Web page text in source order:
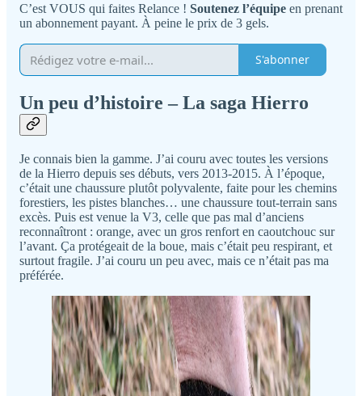
C’est VOUS qui faites Relance ! Soutenez l’équipe en prenant
un abonnement payant. À peine le prix de 3 gels.
S'abonner
Un peu d’histoire – La saga Hierro
Je connais bien la gamme. J’ai couru avec toutes les versions
de la Hierro depuis ses débuts, vers 2013-2015. À l’époque,
c’était une chaussure plutôt polyvalente, faite pour les chemins
forestiers, les pistes blanches… une chaussure tout-terrain sans
excès. Puis est venue la V3, celle que pas mal d’anciens
reconnaîtront : orange, avec un gros renfort en caoutchouc sur
l’avant. Ça protégeait de la boue, mais c’était peu respirant, et
surtout fragile. J’ai couru un peu avec, mais ce n’était pas ma
préférée.